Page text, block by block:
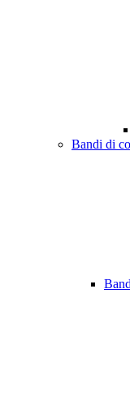
Bandi di